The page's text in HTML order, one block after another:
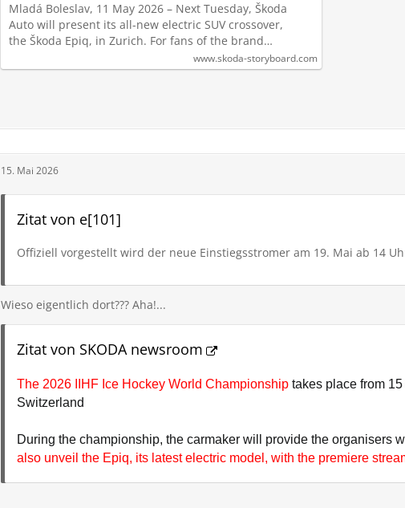
Mladá Boleslav, 11 May 2026 – Next Tuesday, Škoda
Auto will present its all-new electric SUV crossover,
the Škoda Epiq, in Zurich. For fans of the brand…
www.skoda-storyboard.com
15. Mai 2026
Zitat von e[101]
Offiziell vorgestellt wird der neue Einstiegsstromer am 19. Mai ab 14
Wieso eigentlich dort??? Aha!...
Zitat von SKODA newsroom
The 2026 IIHF Ice Hockey World Championship takes place from
Switzerland
During the championship, the carmaker will provide the organisers
also unveil the Epiq, its latest electric model, with the premiere